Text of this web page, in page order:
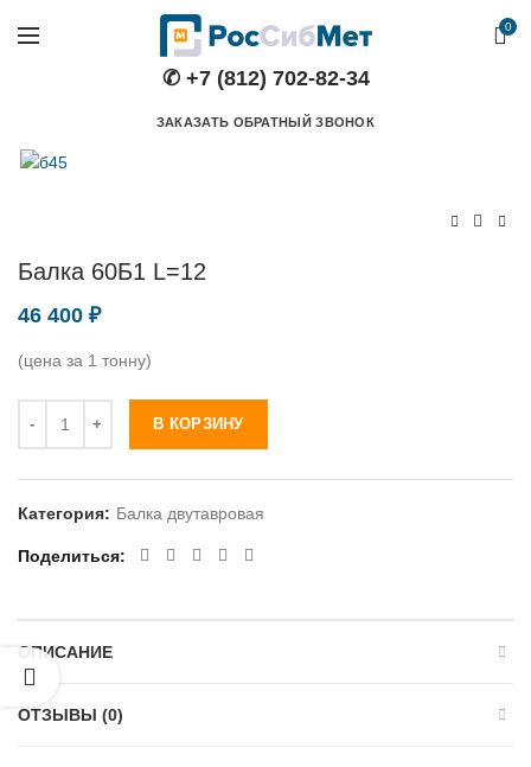
0
✆ +7 (812) 702-82-34
ЗАКАЗАТЬ ОБРАТНЫЙ ЗВОНОК
Балка 60Б1 L=12
46 400 ₽
(цена за 1 тонну)
В КОРЗИНУ
Категория: Балка двутавровая
Поделиться
ОПИСАНИЕ
ОТЗЫВЫ (0)